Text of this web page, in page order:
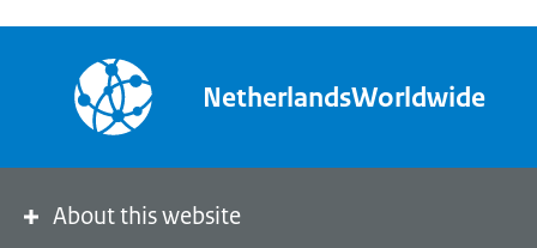
NetherlandsWorldwide
About this website